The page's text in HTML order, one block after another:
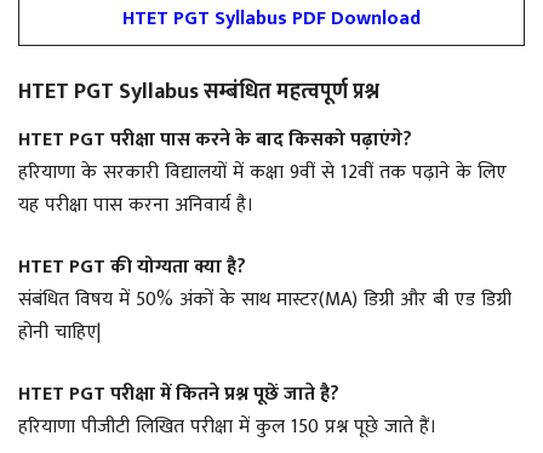
HTET PGT Syllabus PDF Download
HTET PGT Syllabus सम्बंधित महत्वपूर्ण प्रश्न
HTET PGT परीक्षा पास करने के बाद किसको पढ़ाएंगे?
हरियाणा के सरकारी विद्यालयों में कक्षा 9वीं से 12वीं तक पढ़ाने के लिए
यह परीक्षा पास करना अनिवार्य है।
HTET PGT की योग्यता क्या है?
संबंधित विषय में 50% अंकों के साथ मास्टर(MA) डिग्री और बी एड डिग्री
होनी चाहिए|
HTET PGT परीक्षा में कितने प्रश्न पूछें जाते है?
हरियाणा पीजीटी लिखित परीक्षा में कुल 150 प्रश्न पूछे जाते हैं।